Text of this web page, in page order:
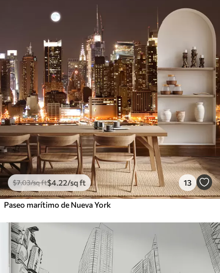
$7.03/sq ft$4 .22/sq ft 13
Paseo marítimo de Nueva York